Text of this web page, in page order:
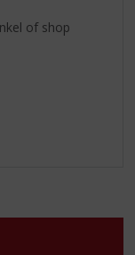
of shop